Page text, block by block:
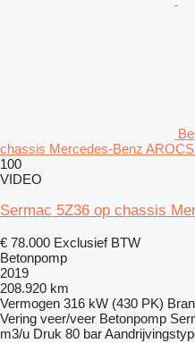
chassis Mercedes-Benz
100
VIDEO
Sermac 5Z36 op chassis
€ 78.000 Exclusief BTW
Betonpomp
2019
208.920 km
Vermogen 316 kW (430 PK)
Vering veer/veer Betonpomp
m3/u Druk 80 bar